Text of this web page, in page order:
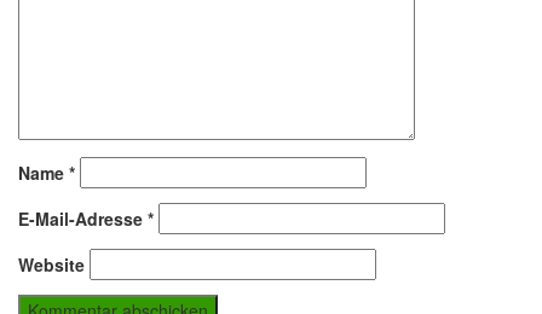
Name *
E-Mail-Adresse *
Website